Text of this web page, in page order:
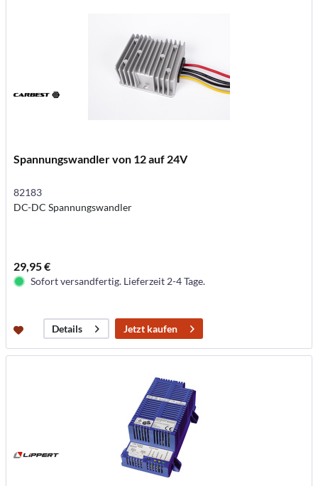
Spannungswandler von 12 auf 24V
82183
DC-DC Spannungswandler
29,95 €
Sofort versandfertig. Lieferzeit 2-4 Tage.
Details Jetzt kaufen